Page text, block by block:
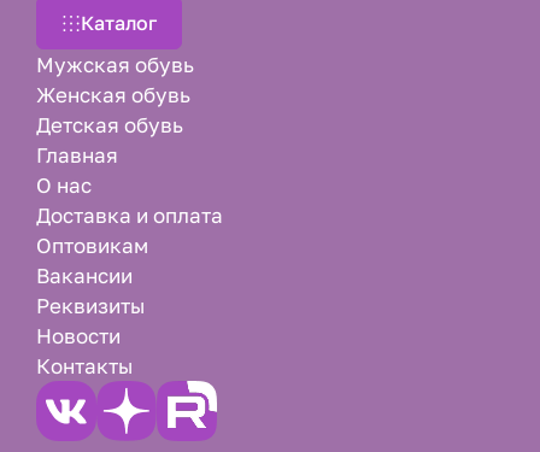
Каталог
Мужская обувь
Женская обувь
Детская обувь
Главная
О нас
Доставка и оплата
Оптовикам
Вакансии
Реквизиты
Новости
Контакты